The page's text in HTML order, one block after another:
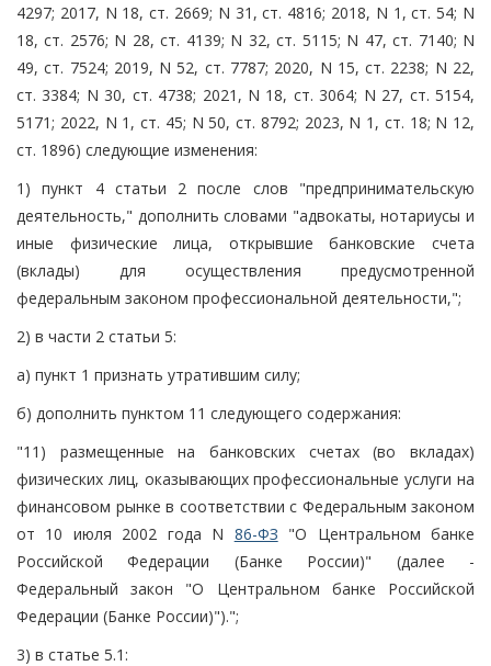
4297; 2017, N 18, ст. 2669; N 31, ст. 4816; 2018, N 1, ст. 54; N
18, ст. 2576; N 28, ст. 4139; N 32, ст. 5115; N 47, ст. 7140; N
49, ст. 7524; 2019, N 52, ст. 7787; 2020, N 15, ст. 2238; N 22,
ст. 3384; N 30, ст. 4738; 2021, N 18, ст. 3064; N 27, ст. 5154,
5171; 2022, N 1, ст. 45; N 50, ст. 8792; 2023, N 1, ст. 18; N 12,
ст. 1896) следующие изменения:
1) пункт 4 статьи 2 после слов "предпринимательскую
деятельность," дополнить словами "адвокаты, нотариусы и
иные физические лица, открывшие банковские счета
(вклады) для осуществления предусмотренной
федеральным законом профессиональной деятельности,";
2) в части 2 статьи 5:
а) пункт 1 признать утратившим силу;
б) дополнить пунктом 11 следующего содержания:
"11) размещенные на банковских счетах (во вкладах)
физических лиц, оказывающих профессиональные услуги на
финансовом рынке в соответствии с Федеральным законом
от 10 июля 2002 года N 86-ФЗ "О Центральном банке
Российской Федерации (Банке России)" (далее -
Федеральный закон "О Центральном банке Российской
Федерации (Банке России)").";
3) в статье 5.1: